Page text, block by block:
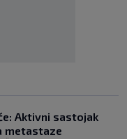
Aktivni sastojak
metastaze